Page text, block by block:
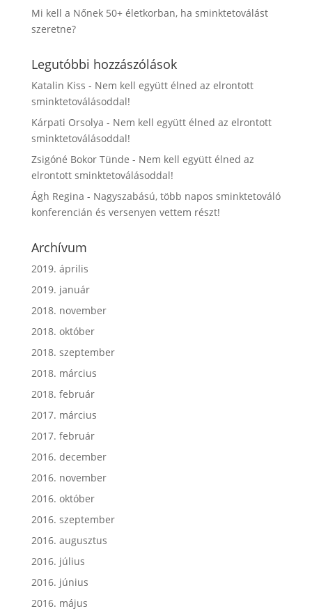
Mi kell a Nőnek 50+ életkorban, ha sminktetoválást
szeretne?
Legutóbbi hozzászólások
Katalin Kiss - Nem kell együtt élned az elrontott
sminktetoválásoddal!
Kárpati Orsolya - Nem kell együtt élned az elrontott
sminktetoválásoddal!
Zsigóné Bokor Tünde - Nem kell együtt élned az
elrontott sminktetoválásoddal!
Ágh Regina - Nagyszabású, több napos sminktetováló
konferencián és versenyen vettem részt!
Archívum
2019. április
2019. január
2018. november
2018. október
2018. szeptember
2018. március
2018. február
2017. március
2017. február
2016. december
2016. november
2016. október
2016. szeptember
2016. augusztus
2016. július
2016. június
2016. május